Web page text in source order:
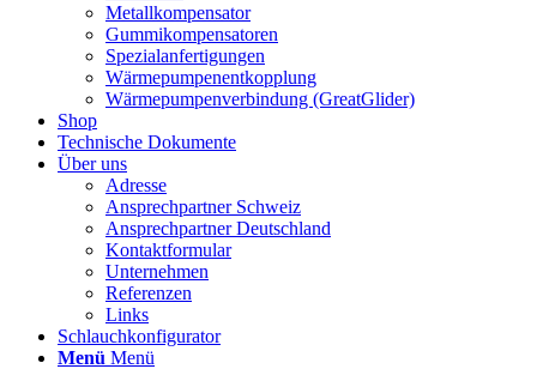
Metallkompensator
Gummikompensatoren
Spezialanfertigungen
Wärmepumpenentkopplung
Wärmepumpenverbindung (GreatGlider)
Shop
Technische Dokumente
Über uns
Adresse
Ansprechpartner Schweiz
Ansprechpartner Deutschland
Kontaktformular
Unternehmen
Referenzen
Links
Schlauchkonfigurator
Menü Menü